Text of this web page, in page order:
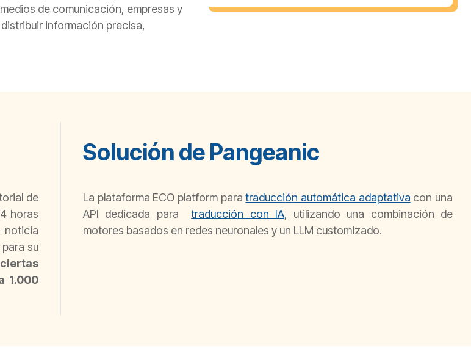
de comunicación, empresas y
información precisa,
de
horas
noticia
su
1.000
Solución de Pangeanic
La plataforma ECO platform paratraducción automática adaptativa con una
API dedicada paratraducción con IA, utilizando una combinación de
motores basados en redes neuronales y un LLM customizado.